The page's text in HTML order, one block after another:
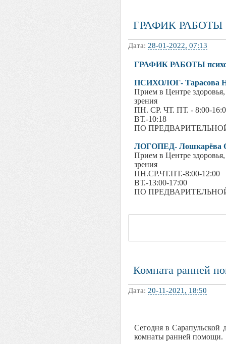
ГРАФИК РАБОТЫ
Дата: 28-01-2022, 07:13
ГРАФИК РАБОТЫ
ПСИХОЛОГ- Тарасова
Прием в Центре
зрения
ПН. СР. ЧТ. ПТ. - 8:00-
ВТ.-10:18
ПО
ЛОГОПЕД- Лошкарёва
Прием в Центре
зрения
ПН.СР.ЧТ.ПТ.-8:00-12:00
ВТ.-13:00-17:00
ПО
Комната ранней
Дата: 20-11-2021, 18:50
Сегодня в Сарапульской
комнаты ранней помощи.